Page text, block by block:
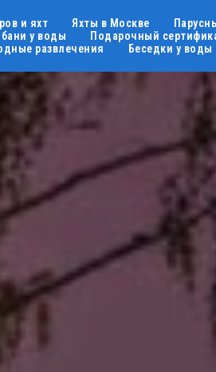
и яхт Яхты в Москве
у воды
Подарочный
развлечения
Беседки у воды